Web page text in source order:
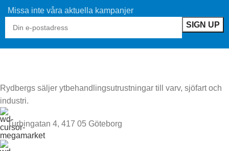
Missa inte våra aktuella kampanjer
Rydbergs säljer ytbehandlingsutrustningar till varv, sjöfart och
industri.
Turbingatan 4, 417 05 Göteborg